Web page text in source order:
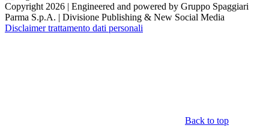
Copyright 2026 | Engineered and powered by Gruppo Spaggiari
Parma S.p.A. | Divisione Publishing & New Social Media
Disclaimer trattamento dati personali
Back to top